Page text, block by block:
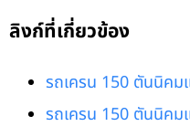
ลิงก์ที่เกี่ยวข้อง
รถเครน 150 ตันนิค
รถเครน 150 ตันนิค